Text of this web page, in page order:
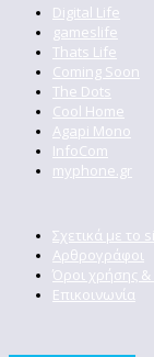
Digital Life
gameslife
Thats Life
Coming Soon
The Dots
Cool Home
Agapi Mono
InfoCom
myphone.gr
Σχετικά με το
Αρθρογράφοι
Όροι χρήσης
Επικοινωνία